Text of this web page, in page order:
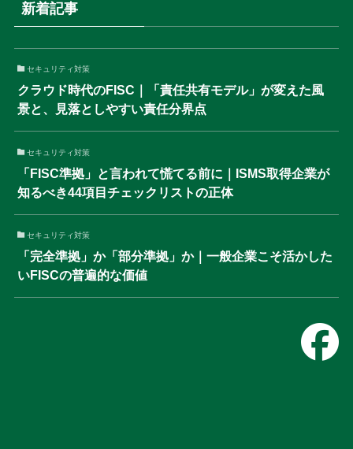
新着記事
セキュリティ対策
クラウド時代のFISC｜「責任共有モデル」が変えた風
景と、見落としやすい責任分界点
セキュリティ対策
「FISC準拠」と言われて慌てる前に｜ISMS取得企業が
知るべき44項目チェックリストの正体
セキュリティ対策
「完全準拠」か「部分準拠」か｜一般企業こそ活かした
いFISCの普遍的な価値